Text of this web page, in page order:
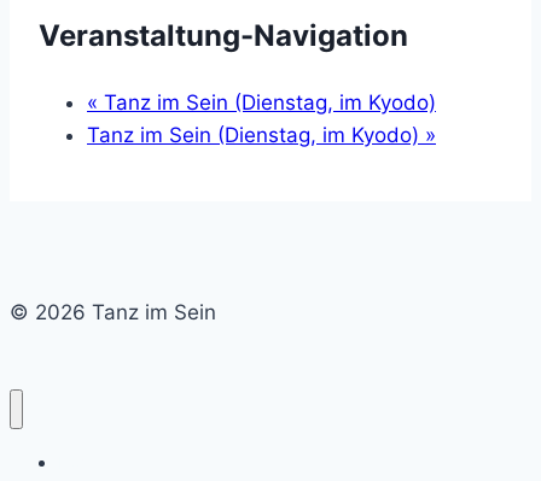
Veranstaltung-Navigation
« Tanz im Sein (Dienstag, im Kyodo)
Tanz im Sein (Dienstag, im Kyodo) »
© 2026 Tanz im Sein